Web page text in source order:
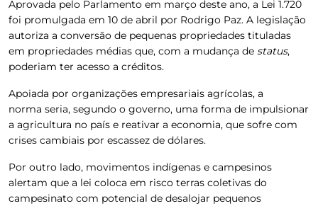
Aprovada pelo Parlamento em março deste ano, a Lei 1.720
foi promulgada em 10 de abril por Rodrigo Paz. A legislação
autoriza a conversão de pequenas propriedades tituladas
em propriedades médias que, com a mudança de status,
poderiam ter acesso a créditos.
Apoiada por organizações empresariais agrícolas, a
norma seria, segundo o governo, uma forma de impulsionar
a agricultura no país e reativar a economia, que sofre com
crises cambiais por escassez de dólares.
Por outro lado, movimentos indígenas e campesinos
alertam que a lei coloca em risco terras coletivas do
campesinato com potencial de desalojar pequenos